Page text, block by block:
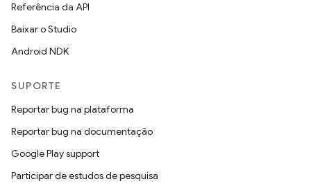
Referência da API
Baixar o Studio
Android NDK
SUPORTE
Reportar bug na plataforma
Reportar bug na documentação
Google Play support
Participar de estudos de pesquisa